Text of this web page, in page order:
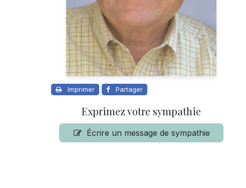
Imprimer Partager
Exprimez votre sympathie
Écrire un message de sympathie